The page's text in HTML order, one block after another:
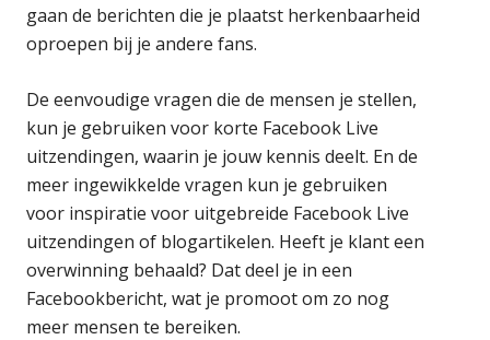
gaan de berichten die je plaatst herkenbaarheid
oproepen bij je andere fans.
De eenvoudige vragen die de mensen je stellen,
kun je gebruiken voor korte Facebook Live
uitzendingen, waarin je jouw kennis deelt. En de
meer ingewikkelde vragen kun je gebruiken
voor inspiratie voor uitgebreide Facebook Live
uitzendingen of blogartikelen. Heeft je klant een
overwinning behaald? Dat deel je in een
Facebookbericht, wat je promoot om zo nog
meer mensen te bereiken.